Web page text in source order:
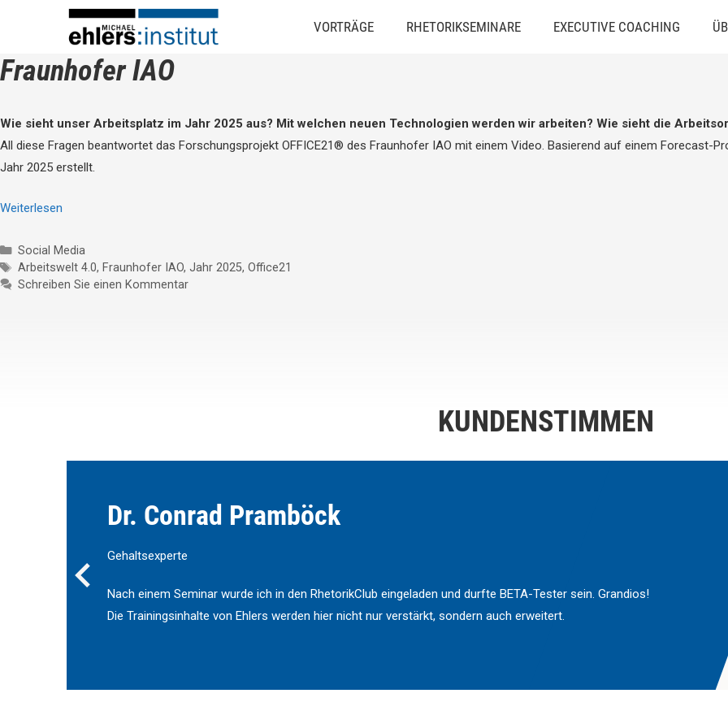
VORTRÄGE RHETORIKSEMINARE EXECUTIVE COACHING
Fraunhofer IAO
Wie sieht unser Arbeitsplatz im Jahr 2025 aus? Mit welchen neuen Technologien werden wir arbeiten? Wie sieht die
All diese Fragen beantwortet das Forschungsprojekt OFFICE21® des Fraunhofer IAO mit einem Video. Basierend auf einem Forecast-
Jahr 2025 erstellt.
Weiterlesen
Social Media
Arbeitswelt 4.0, Fraunhofer IAO, Jahr 2025, Office21
Schreiben Sie einen Kommentar
KUNDENSTIMMEN
Dr. Conrad Pramböck
Gehaltsexperte
Nach einem Seminar wurde ich in den RhetorikClub eingeladen und durfte BETA-Tester sein. Grandios!
Die Trainingsinhalte von Ehlers werden hier nicht nur verstärkt, sondern auch erweitert.